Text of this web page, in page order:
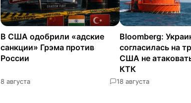
В США одобрили «адские
санкции» Грэма против
России
8 августа 1
Bloomberg:
согласилась на
США не
КТК
8 августа